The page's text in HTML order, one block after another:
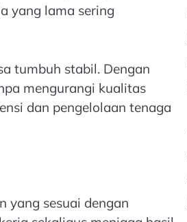
yang lama sering
tumbuh stabil. Dengan
mengurangi kualitas
dan pengelolaan tenaga
yang sesuai dengan